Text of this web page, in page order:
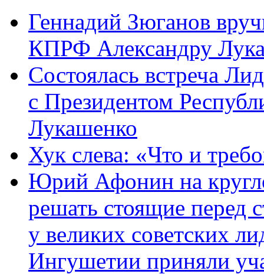
Геннадий Зюганов
КПРФ Александру
Состоялась встреча
с Президентом
Лукашенко
Хук слева: «Что и
Юрий Афонин на
решать стоящие перед
у великих советских
Ингушетии приняли